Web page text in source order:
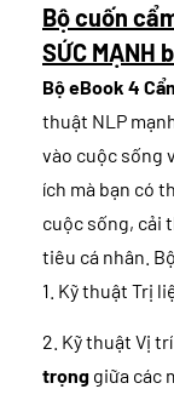
Bộ cuốn
SỨC MẠNH
Bộ eBook 4
thuật NLP
vào cuộc sống
ích mà bạn có
cuộc sống, cải
tiêu cá nhân.
1. Kỹ thuật Trị
2. Kỹ thuật Vị
trọng giữa các